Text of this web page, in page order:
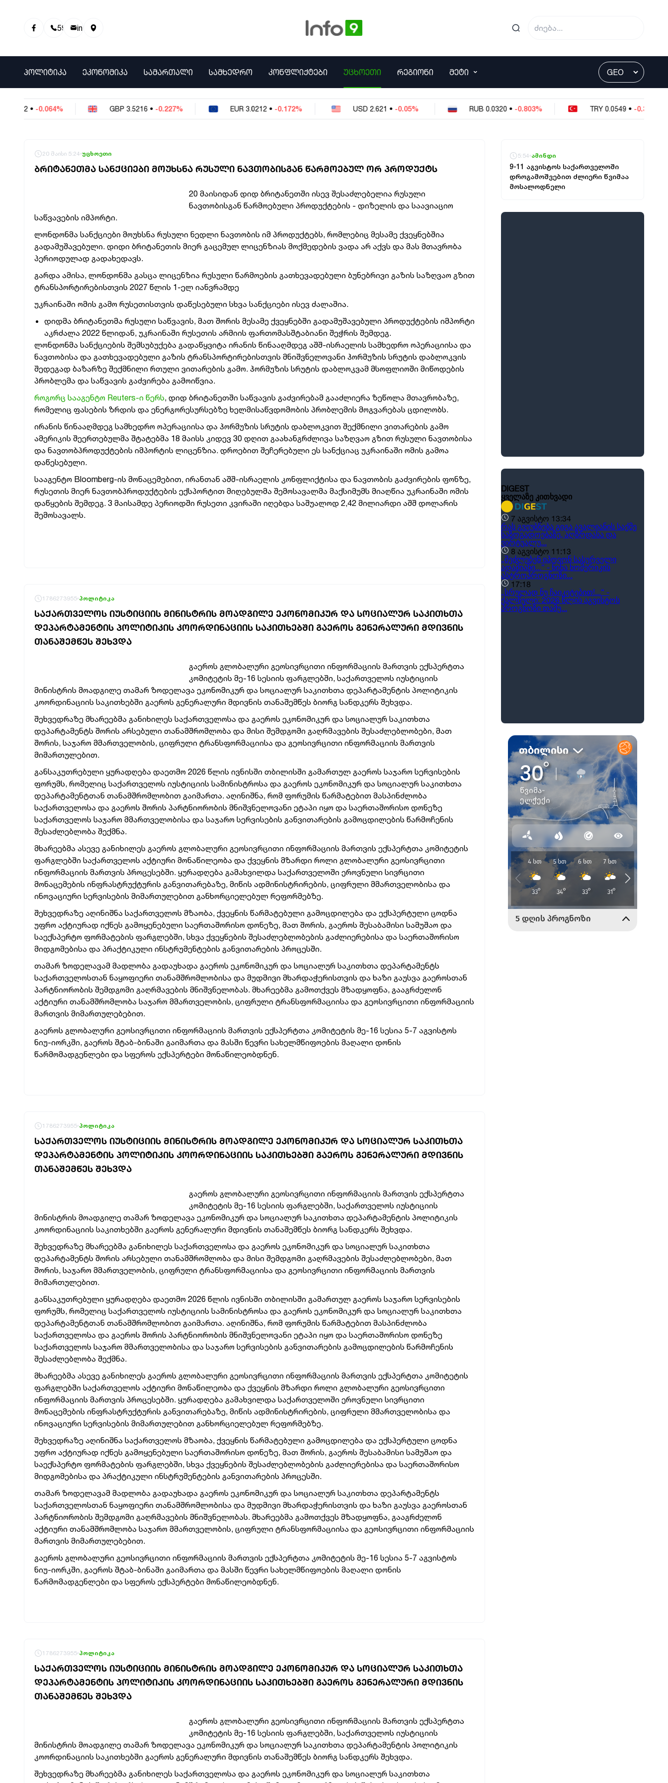
595 01 81 00info@info9.ge
ᲞᲝᲚᲘᲢᲘᲙᲐ ᲔᲙᲝᲜᲝᲛᲘᲙᲐ ᲡᲐᲛᲐᲠᲗᲐᲚᲘ ᲡᲐᲛᲮᲔᲓᲠᲝ ᲙᲝᲜᲤᲚᲘᲥᲢᲔᲑᲘ ᲣᲪᲮᲝᲔᲗᲘ ᲠᲔᲒᲘᲝᲜᲘ ᲛᲔᲢᲘ
3.5216 • -0.227% 3.0212 • -0.172% 2.621 • -0.05% 0.0320 • -0.803% 0.0549 • -0.364%
20 მაისი 5:24 უცხოეთი
ᲑᲠᲘᲢᲐᲜᲔᲗᲛᲐ ᲡᲐᲜᲥᲪᲘᲔᲑᲘ ᲛᲝᲣᲮᲡᲜᲐ ᲠᲣᲡᲣᲚᲘ ᲜᲐᲕᲗᲝᲑᲘᲡᲒᲐᲜ ᲬᲐᲠᲛᲝᲔᲑᲣᲚ ᲝᲠ ᲞᲠᲝᲓᲣᲥᲢᲡ
20 მაისიდან დიდ ბრიტანეთში ისევ შესაძლებელია რუსული
ნავთობისგან წარმოებული პროდუქტების - დიზელის და საავიაციო
საწვავების იმპორტი.
ლონდონმა სანქციები მოუხსნა რუსული ნედლი ნავთობის იმ პროდუქტებს, რომლებიც მესამე ქვეყნებშია
გადამუშავებული. დიდი ბრიტანეთის მიერ გაცემულ ლიცენზიას მოქმედების ვადა არ აქვს და მას მთავრობა
პერიოდულად გადახედავს.
გარდა ამისა, ლონდონმა გასცა ლიცენზია რუსული წარმოების გათხევადებული ბუნებრივი გაზის საზღვაო გზით
ტრანსპორტირებისთვის 2027 წლის 1-ელ იანვრამდე
უკრაინაში ომის გამო რუსეთისთვის დაწესებული სხვა სანქციები ისევ ძალაშია.
დიდმა ბრიტანეთმა რუსული საწვავის, მათ შორის მესამე ქვეყნებში გადამუშავებული პროდუქტების იმპორტი
აკრძალა 2022 წლიდან, უკრაინაში რუსეთის არმიის ფართომასშტაბიანი შეჭრის შემდეგ.
ლონდონმა სანქციების შემსუბუქება გადაწყვიტა ირანის წინააღმდეგ აშშ-ისრაელის სამხედრო ოპერაციისა და
ნავთობისა და გათხევადებული გაზის ტრანსპორტირებისთვის მნიშვნელოვანი ჰორმუზის სრუტის დაბლოკვის
შედეგად ბაზარზე შექმნილი რთული ვითარების გამო. ჰორმუზის სრუტის დაბლოკვამ მსოფლიოში მიწოდების
პრობლემა და საწვავის გაძვირება გამოიწვია.
როგორც სააგენტო Reuters-ი წერს, დიდ ბრიტანეთში საწვავის გაძვირებამ გააძლიერა ზეწოლა მთავრობაზე,
რომელიც ფასების ზრდის და ენერგორესურსებზე ხელმისაწვდომობის პრობლემის მოგვარებას ცდილობს.
ირანის წინააღმდეგ სამხედრო ოპერაციისა და ჰორმუზის სრუტის დაბლოკვით შექმნილი ვითარების გამო
ამერიკის შეერთებულმა შტატებმა 18 მაისს კიდევ 30 დღით გაახანგრძლივა საზღვაო გზით რუსული ნავთობისა
და ნავთობპროდუქტების იმპორტის ლიცენზია. დროებით შეჩერებული ეს სანქციაც უკრაინაში ომის გამოა
დაწესებული.
სააგენტო Bloomberg-ის მონაცემებით, ირანთან აშშ-ისრაელის კონფლიქტისა და ნავთობის გაძვირების ფონზე,
რუსეთის მიერ ნავთობპროდუქტების ექსპორტით მიღებულმა შემოსავალმა მაქსიმუმს მიაღწია უკრაინაში ომის
დაწყების შემდეგ. 3 მაისამდე პერიოდში რუსეთი კვირაში იღებდა საშუალოდ 2,42 მილიარდი აშშ დოლარის
შემოსავალს.
1786273955 პოლიტიკა
ᲡᲐᲥᲐᲠᲗᲕᲔᲚᲝᲡ ᲘᲣᲡᲢᲘᲪᲘᲘᲡ ᲛᲘᲜᲘᲡᲢᲠᲘᲡ ᲛᲝᲐᲓᲒᲘᲚᲔ ᲔᲙᲝᲜᲝᲛᲘᲙᲣᲠ ᲓᲐ ᲡᲝᲪᲘᲐᲚᲣᲠ ᲡᲐᲙᲘᲗᲮᲗᲐ
ᲓᲔᲞᲐᲠᲢᲐᲛᲔᲜᲢᲘᲡ ᲞᲝᲚᲘᲢᲘᲙᲘᲡ ᲙᲝᲝᲠᲓᲘᲜᲐᲪᲘᲘᲡ ᲡᲐᲙᲘᲗᲮᲔᲑᲨᲘ ᲒᲐᲔᲠᲝᲡ ᲒᲔᲜᲔᲠᲐᲚᲣᲠᲘ ᲛᲓᲘᲕᲜᲘᲡ
ᲗᲐᲜᲐᲨᲔᲛᲬᲔᲡ ᲨᲔᲮᲕᲓᲐ
გაეროს გლობალური გეოსივრცითი ინფორმაციის მართვის ექსპერტთა
კომიტეტის მე-16 სესიის ფარგლებში, საქართველოს იუსტიციის
მინისტრის მოადგილე თამარ ზოდელავა ეკონომიკურ და სოციალურ საკითხთა დეპარტამენტის პოლიტიკის
კოორდინაციის საკითხებში გაეროს გენერალური მდივნის თანაშემწეს ბიორგ სანდკერს შეხვდა.
შეხვედრაზე მხარეებმა განიხილეს საქართველოსა და გაეროს ეკონომიკურ და სოციალურ საკითხთა
დეპარტამენტს შორის არსებული თანამშრომლობა და მისი შემდგომი გაღრმავების შესაძლებლობები, მათ
შორის, საჯარო მმართველობის, ციფრული ტრანსფორმაციისა და გეოსივრცითი ინფორმაციის მართვის
მიმართულებით.
განსაკუთრებული ყურადღება დაეთმო 2026 წლის ივნისში თბილისში გამართულ გაეროს საჯარო სერვისების
ფორუმს, რომელიც საქართველოს იუსტიციის სამინისტროსა და გაეროს ეკონომიკურ და სოციალურ საკითხთა
დეპარტამენტთან თანამშრომლობით გაიმართა. აღინიშნა, რომ ფორუმის წარმატებით მასპინძლობა
საქართველოსა და გაეროს შორის პარტნიორობის მნიშვნელოვანი ეტაპი იყო და საერთაშორისო დონეზე
საქართველოს საჯარო მმართველობისა და საჯარო სერვისების განვითარების გამოცდილების წარმოჩენის
შესაძლებლობა შექმნა.
მხარეებმა ასევე განიხილეს გაეროს გლობალური გეოსივრცითი ინფორმაციის მართვის ექსპერტთა კომიტეტის
ფარგლებში საქართველოს აქტიური მონაწილეობა და ქვეყნის მზარდი როლი გლობალური გეოსივრცითი
ინფორმაციის მართვის პროცესებში. ყურადღება გამახვილდა საქართველოში ეროვნული სივრცითი
მონაცემების ინფრასტრუქტურის განვითარებაზე, მიწის ადმინისტრირების, ციფრული მმართველობისა და
ინოვაციური სერვისების მიმართულებით განხორციელებულ რეფორმებზე.
შეხვედრაზე აღინიშნა საქართველოს მზაობა, ქვეყნის წარმატებული გამოცდილება და ექსპერტული ცოდნა
უფრო აქტიურად იქნეს გამოყენებული საერთაშორისო დონეზე, მათ შორის, გაეროს შესაბამისი სამუშაო და
საექსპერტო ფორმატების ფარგლებში, სხვა ქვეყნების შესაძლებლობების გაძლიერებისა და საერთაშორისო
მიდგომებისა და პრაქტიკული ინსტრუმენტების განვითარების პროცესში.
თამარ ზოდელავამ მადლობა გადაუხადა გაეროს ეკონომიკურ და სოციალურ საკითხთა დეპარტამენტს
საქართველოსთან ნაყოფიერი თანამშრომლობისა და მუდმივი მხარდაჭერისთვის და ხაზი გაუსვა გაეროსთან
პარტნიორობის შემდგომი გაღრმავების მნიშვნელობას. მხარეებმა გამოთქვეს მზადყოფნა, გააგრძელონ
აქტიური თანამშრომლობა საჯარო მმართველობის, ციფრული ტრანსფორმაციისა და გეოსივრცითი ინფორმაციის
მართვის მიმართულებებით.
გაეროს გლობალური გეოსივრცითი ინფორმაციის მართვის ექსპერტთა კომიტეტის მე-16 სესია 5-7 აგვისტოს
ნიუ-იორკში, გაეროს შტაბ-ბინაში გაიმართა და მასში წევრი სახელმწიფოების მაღალი დონის
წარმომადგენლები და სფეროს ექსპერტები მონაწილეობდნენ.
1786273955 პოლიტიკა
ᲡᲐᲥᲐᲠᲗᲕᲔᲚᲝᲡ ᲘᲣᲡᲢᲘᲪᲘᲘᲡ ᲛᲘᲜᲘᲡᲢᲠᲘᲡ ᲛᲝᲐᲓᲒᲘᲚᲔ ᲔᲙᲝᲜᲝᲛᲘᲙᲣᲠ ᲓᲐ ᲡᲝᲪᲘᲐᲚᲣᲠ ᲡᲐᲙᲘᲗᲮᲗᲐ
ᲓᲔᲞᲐᲠᲢᲐᲛᲔᲜᲢᲘᲡ ᲞᲝᲚᲘᲢᲘᲙᲘᲡ ᲙᲝᲝᲠᲓᲘᲜᲐᲪᲘᲘᲡ ᲡᲐᲙᲘᲗᲮᲔᲑᲨᲘ ᲒᲐᲔᲠᲝᲡ ᲒᲔᲜᲔᲠᲐᲚᲣᲠᲘ ᲛᲓᲘᲕᲜᲘᲡ
ᲗᲐᲜᲐᲨᲔᲛᲬᲔᲡ ᲨᲔᲮᲕᲓᲐ
გაეროს გლობალური გეოსივრცითი ინფორმაციის მართვის ექსპერტთა
კომიტეტის მე-16 სესიის ფარგლებში, საქართველოს იუსტიციის
მინისტრის მოადგილე თამარ ზოდელავა ეკონომიკურ და სოციალურ საკითხთა დეპარტამენტის პოლიტიკის
კოორდინაციის საკითხებში გაეროს გენერალური მდივნის თანაშემწეს ბიორგ სანდკერს შეხვდა.
შეხვედრაზე მხარეებმა განიხილეს საქართველოსა და გაეროს ეკონომიკურ და სოციალურ საკითხთა
დეპარტამენტს შორის არსებული თანამშრომლობა და მისი შემდგომი გაღრმავების შესაძლებლობები, მათ
შორის, საჯარო მმართველობის, ციფრული ტრანსფორმაციისა და გეოსივრცითი ინფორმაციის მართვის
მიმართულებით.
განსაკუთრებული ყურადღება დაეთმო 2026 წლის ივნისში თბილისში გამართულ გაეროს საჯარო სერვისების
ფორუმს, რომელიც საქართველოს იუსტიციის სამინისტროსა და გაეროს ეკონომიკურ და სოციალურ საკითხთა
დეპარტამენტთან თანამშრომლობით გაიმართა. აღინიშნა, რომ ფორუმის წარმატებით მასპინძლობა
საქართველოსა და გაეროს შორის პარტნიორობის მნიშვნელოვანი ეტაპი იყო და საერთაშორისო დონეზე
საქართველოს საჯარო მმართველობისა და საჯარო სერვისების განვითარების გამოცდილების წარმოჩენის
შესაძლებლობა შექმნა.
მხარეებმა ასევე განიხილეს გაეროს გლობალური გეოსივრცითი ინფორმაციის მართვის ექსპერტთა კომიტეტის
ფარგლებში საქართველოს აქტიური მონაწილეობა და ქვეყნის მზარდი როლი გლობალური გეოსივრცითი
ინფორმაციის მართვის პროცესებში. ყურადღება გამახვილდა საქართველოში ეროვნული სივრცითი
მონაცემების ინფრასტრუქტურის განვითარებაზე, მიწის ადმინისტრირების, ციფრული მმართველობისა და
ინოვაციური სერვისების მიმართულებით განხორციელებულ რეფორმებზე.
შეხვედრაზე აღინიშნა საქართველოს მზაობა, ქვეყნის წარმატებული გამოცდილება და ექსპერტული ცოდნა
უფრო აქტიურად იქნეს გამოყენებული საერთაშორისო დონეზე, მათ შორის, გაეროს შესაბამისი სამუშაო და
საექსპერტო ფორმატების ფარგლებში, სხვა ქვეყნების შესაძლებლობების გაძლიერებისა და საერთაშორისო
მიდგომებისა და პრაქტიკული ინსტრუმენტების განვითარების პროცესში.
თამარ ზოდელავამ მადლობა გადაუხადა გაეროს ეკონომიკურ და სოციალურ საკითხთა დეპარტამენტს
საქართველოსთან ნაყოფიერი თანამშრომლობისა და მუდმივი მხარდაჭერისთვის და ხაზი გაუსვა გაეროსთან
პარტნიორობის შემდგომი გაღრმავების მნიშვნელობას. მხარეებმა გამოთქვეს მზადყოფნა, გააგრძელონ
აქტიური თანამშრომლობა საჯარო მმართველობის, ციფრული ტრანსფორმაციისა და გეოსივრცითი ინფორმაციის
მართვის მიმართულებებით.
გაეროს გლობალური გეოსივრცითი ინფორმაციის მართვის ექსპერტთა კომიტეტის მე-16 სესია 5-7 აგვისტოს
ნიუ-იორკში, გაეროს შტაბ-ბინაში გაიმართა და მასში წევრი სახელმწიფოების მაღალი დონის
წარმომადგენლები და სფეროს ექსპერტები მონაწილეობდნენ.
1786273955 პოლიტიკა
ᲡᲐᲥᲐᲠᲗᲕᲔᲚᲝᲡ ᲘᲣᲡᲢᲘᲪᲘᲘᲡ ᲛᲘᲜᲘᲡᲢᲠᲘᲡ ᲛᲝᲐᲓᲒᲘᲚᲔ ᲔᲙᲝᲜᲝᲛᲘᲙᲣᲠ ᲓᲐ ᲡᲝᲪᲘᲐᲚᲣᲠ ᲡᲐᲙᲘᲗᲮᲗᲐ
ᲓᲔᲞᲐᲠᲢᲐᲛᲔᲜᲢᲘᲡ ᲞᲝᲚᲘᲢᲘᲙᲘᲡ ᲙᲝᲝᲠᲓᲘᲜᲐᲪᲘᲘᲡ ᲡᲐᲙᲘᲗᲮᲔᲑᲨᲘ ᲒᲐᲔᲠᲝᲡ ᲒᲔᲜᲔᲠᲐᲚᲣᲠᲘ ᲛᲓᲘᲕᲜᲘᲡ
ᲗᲐᲜᲐᲨᲔᲛᲬᲔᲡ ᲨᲔᲮᲕᲓᲐ
გაეროს გლობალური გეოსივრცითი ინფორმაციის მართვის ექსპერტთა
კომიტეტის მე-16 სესიის ფარგლებში, საქართველოს იუსტიციის
მინისტრის მოადგილე თამარ ზოდელავა ეკონომიკურ და სოციალურ საკითხთა დეპარტამენტის პოლიტიკის
კოორდინაციის საკითხებში გაეროს გენერალური მდივნის თანაშემწეს ბიორგ სანდკერს შეხვდა.
შეხვედრაზე მხარეებმა განიხილეს საქართველოსა და გაეროს ეკონომიკურ და სოციალურ საკითხთა
5:54 ამინდი
9-11 აგვისტოს საქართველოში
დროგამოშვებით ძლიერი წვიმაა
მოსალოდნელი